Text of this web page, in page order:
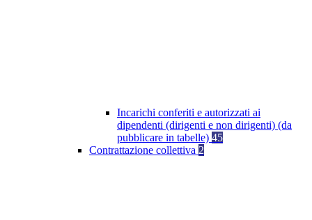
Incarichi conferiti e autorizzati ai
dipendenti (dirigenti e non dirigenti) (da
pubblicare in tabelle) 45
Contrattazione collettiva 2